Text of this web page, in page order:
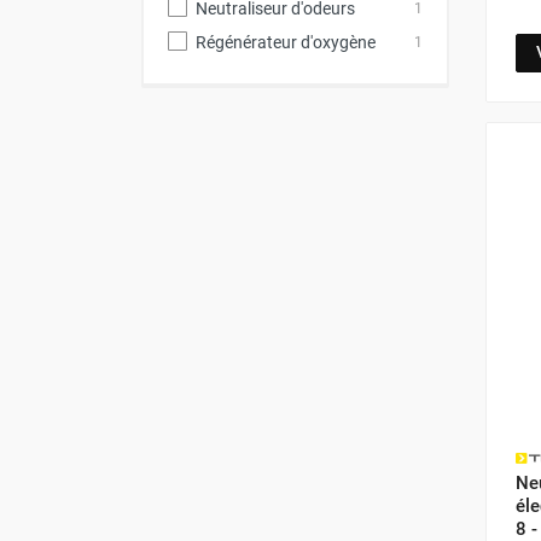
Chauffage FARM au gaz
Chauffage FARM au fioul
Neutraliseur d'odeurs 1
Régénérateur d'oxygène 1
8 -